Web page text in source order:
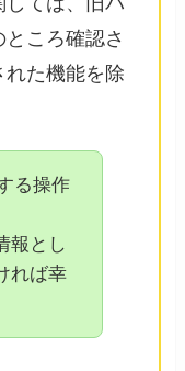
ころ確認さ
た機能を除
る操作
報とし
れば幸